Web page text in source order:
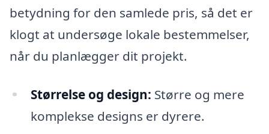
betydning for den samlede pris, så det er
klogt at undersøge lokale bestemmelser,
når du planlægger dit projekt.
Størrelse og design: Større og mere
komplekse designs er dyrere.